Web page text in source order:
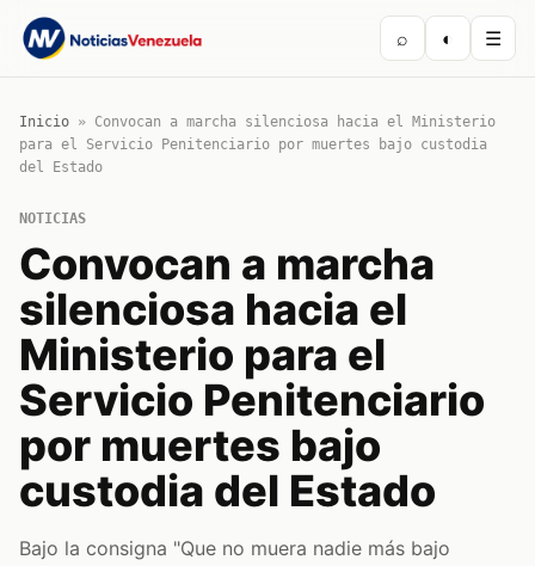
⌕ ◐ ☰
Inicio » Convocan a marcha silenciosa hacia el Ministerio
para el Servicio Penitenciario por muertes bajo custodia
del Estado
NOTICIAS
Convocan a marcha
silenciosa hacia el
Ministerio para el
Servicio Penitenciario
por muertes bajo
custodia del Estado
Bajo la consigna "Que no muera nadie más bajo